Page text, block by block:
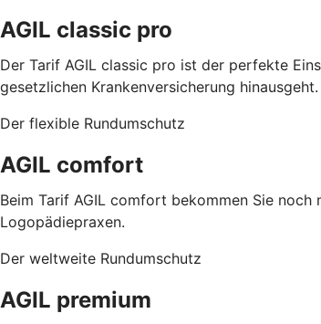
AGIL classic pro
Der Tarif AGIL classic pro ist der perfekte
gesetzlichen Krankenversicherung hinausgeht.
Der flexible Rundumschutz
AGIL comfort
Beim Tarif AGIL comfort bekommen Sie
Logopädiepraxen.
Der weltweite Rundumschutz
AGIL premium